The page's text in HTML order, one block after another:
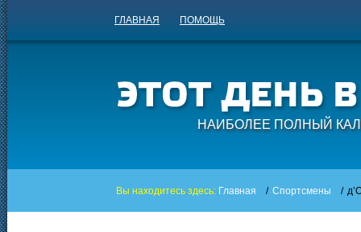
ГЛАВНАЯ ПОМОЩЬ
НАИБОЛЕЕ ПОЛНЫЙ
Вы находитесь здесь: Главная / Спортсмены /